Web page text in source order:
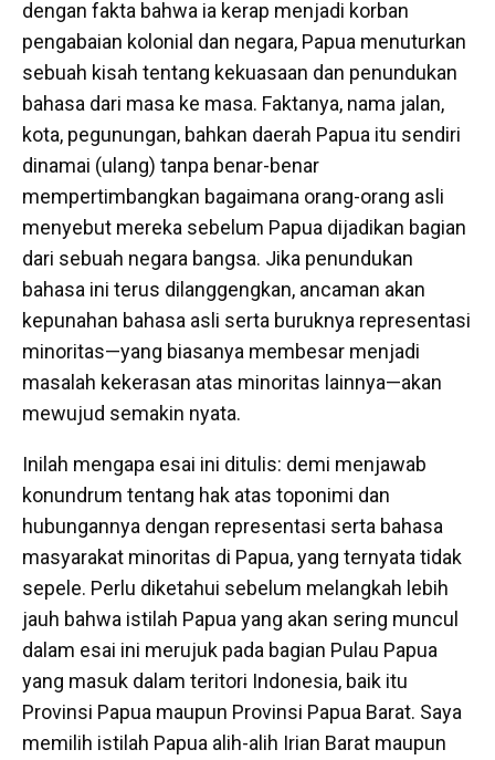
dengan fakta bahwa ia kerap menjadi korban
pengabaian kolonial dan negara, Papua menuturkan
sebuah kisah tentang kekuasaan dan penundukan
bahasa dari masa ke masa. Faktanya, nama jalan,
kota, pegunungan, bahkan daerah Papua itu sendiri
dinamai (ulang) tanpa benar-benar
mempertimbangkan bagaimana orang-orang asli
menyebut mereka sebelum Papua dijadikan bagian
dari sebuah negara bangsa. Jika penundukan
bahasa ini terus dilanggengkan, ancaman akan
kepunahan bahasa asli serta buruknya representasi
minoritas—yang biasanya membesar menjadi
masalah kekerasan atas minoritas lainnya—akan
mewujud semakin nyata.
Inilah mengapa esai ini ditulis: demi menjawab
konundrum tentang hak atas toponimi dan
hubungannya dengan representasi serta bahasa
masyarakat minoritas di Papua, yang ternyata tidak
sepele. Perlu diketahui sebelum melangkah lebih
jauh bahwa istilah Papua yang akan sering muncul
dalam esai ini merujuk pada bagian Pulau Papua
yang masuk dalam teritori Indonesia, baik itu
Provinsi Papua maupun Provinsi Papua Barat. Saya
memilih istilah Papua alih-alih Irian Barat maupun